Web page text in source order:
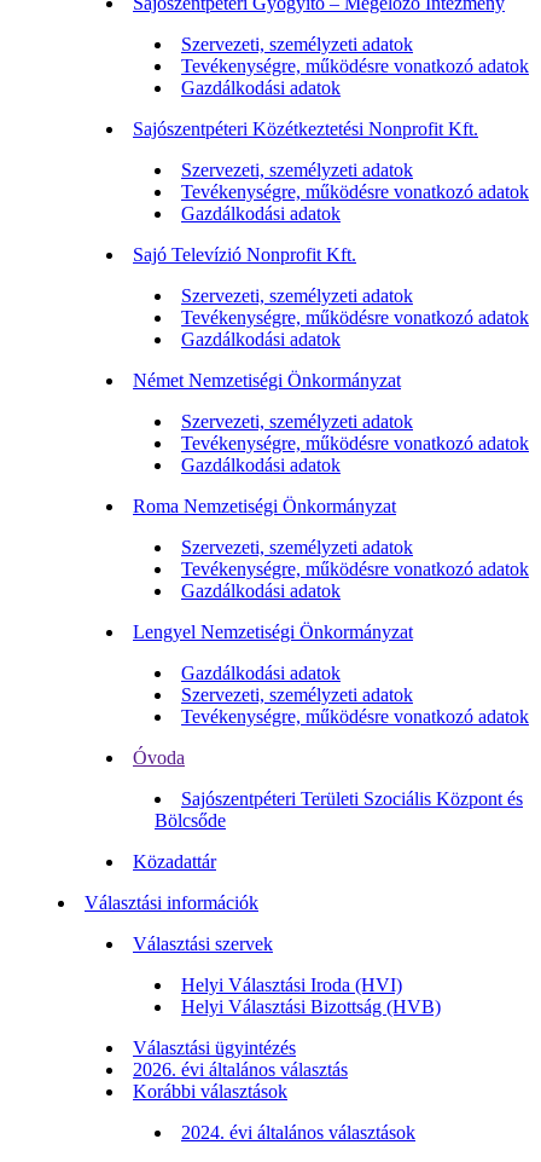
Szervezeti, személyzeti adatok
Tevékenységre, működésre vonatkozó adatok
Gazdálkodási adatok
Sajószentpéteri Közétkeztetési Nonprofit Kft.
Szervezeti, személyzeti adatok
Tevékenységre, működésre vonatkozó adatok
Gazdálkodási adatok
Sajó Televízió Nonprofit Kft.
Szervezeti, személyzeti adatok
Tevékenységre, működésre vonatkozó adatok
Gazdálkodási adatok
Német Nemzetiségi Önkormányzat
Szervezeti, személyzeti adatok
Tevékenységre, működésre vonatkozó adatok
Gazdálkodási adatok
Roma Nemzetiségi Önkormányzat
Szervezeti, személyzeti adatok
Tevékenységre, működésre vonatkozó adatok
Gazdálkodási adatok
Lengyel Nemzetiségi Önkormányzat
Gazdálkodási adatok
Szervezeti, személyzeti adatok
Tevékenységre, működésre vonatkozó adatok
Óvoda
Sajószentpéteri Területi Szociális Központ és
Bölcsőde
Közadattár
Választási információk
Választási szervek
Helyi Választási Iroda (HVI)
Helyi Választási Bizottság (HVB)
Választási ügyintézés
2026. évi általános választás
Korábbi választások
2024. évi általános választások